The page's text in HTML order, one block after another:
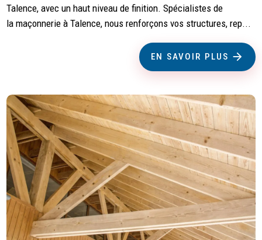
Talence, avec un haut niveau de finition. Spécialistes de
la maçonnerie à Talence, nous renforçons vos structures, rep...
EN SAVOIR PLUS